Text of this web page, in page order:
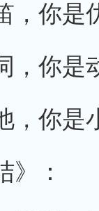
你是
你是
你是
：